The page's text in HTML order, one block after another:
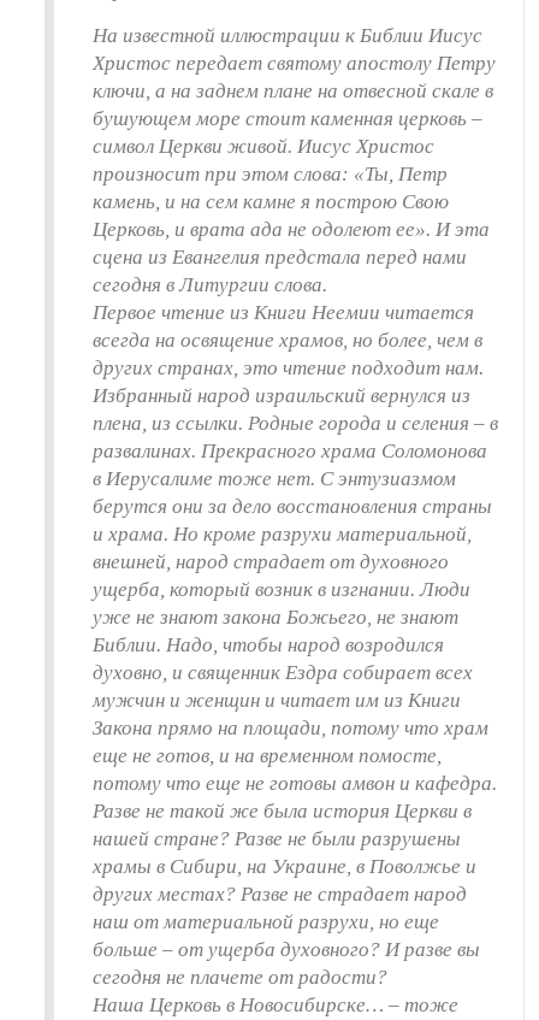
На известной иллюстрации к Библии Иисус
Христос передает святому апостолу Петру
ключи, а на заднем плане на отвесной скале в
бушующем море стоит каменная церковь –
символ Церкви живой. Иисус Христос
произносит при этом слова: «Ты, Петр
камень, и на сем камне я построю Свою
Церковь, и врата ада не одолеют ее». И эта
сцена из Евангелия предстала перед нами
сегодня в Литургии слова.
Первое чтение из Книги Неемии читается
всегда на освящение храмов, но более, чем в
других странах, это чтение подходит нам.
Избранный народ израильский вернулся из
плена, из ссылки. Родные города и селения – в
развалинах. Прекрасного храма Соломонова
в Иерусалиме тоже нет. С энтузиазмом
берутся они за дело восстановления страны
и храма. Но кроме разрухи материальной,
внешней, народ страдает от духовного
ущерба, который возник в изгнании. Люди
уже не знают закона Божьего, не знают
Библии. Надо, чтобы народ возродился
духовно, и священник Ездра собирает всех
мужчин и женщин и читает им из Книги
Закона прямо на площади, потому что храм
еще не готов, и на временном помосте,
потому что еще не готовы амвон и кафедра.
Разве не такой же была история Церкви в
нашей стране? Разве не были разрушены
храмы в Сибири, на Украине, в Поволжье и
других местах? Разве не страдает народ
наш от материальной разрухи, но еще
больше – от ущерба духовного? И разве вы
сегодня не плачете от радости?
Наша Церковь в Новосибирске… – тоже